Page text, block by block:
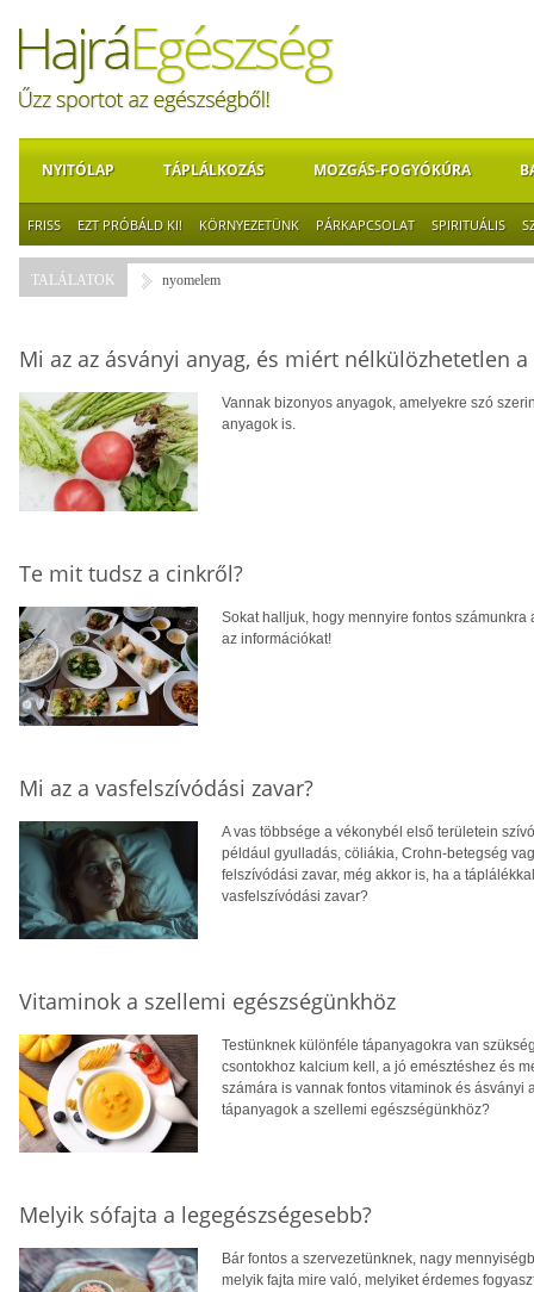
NYITÓLAP TÁPLÁLKOZÁS MOZGÁS-FOGYÓKÚRA
FRISS EZT PRÓBÁLD KI! KÖRNYEZETÜNK PÁRKAPCSOLAT SPIRITUÁLIS
TALÁLATOK nyomelem
Mi az az ásványi anyag, és miért nélkülözhetetlen
Vannak bizonyos anyagok, amelyekre szó
anyagok is.
Te mit tudsz a cinkről?
Sokat halljuk, hogy mennyire fontos
az információkat!
Mi az a vasfelszívódási zavar?
A vas többsége a vékonybél első területein
például gyulladás, cöliákia, Crohn-betegség
felszívódási zavar, még akkor is, ha a
vasfelszívódási zavar?
Vitaminok a szellemi egészségünkhöz
Testünknek különféle tápanyagokra van
csontokhoz kalcium kell, a jó emésztéshez és
számára is vannak fontos vitaminok és
tápanyagok a szellemi egészségünkhöz?
Melyik sófajta a legegészségesebb?
Bár fontos a szervezetünknek, nagy
melyik fajta mire való, melyiket érdemes